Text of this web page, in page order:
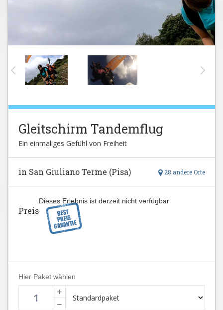
Gleitschirm Tandemflug
Ein einmaliges Gefühl von Freiheit
28 andere Orte
in San Giuliano Terme (Pisa)
Dieses Erlebnis ist derzeit nicht verfügbar
Preis
Hier Paket wählen
+
−